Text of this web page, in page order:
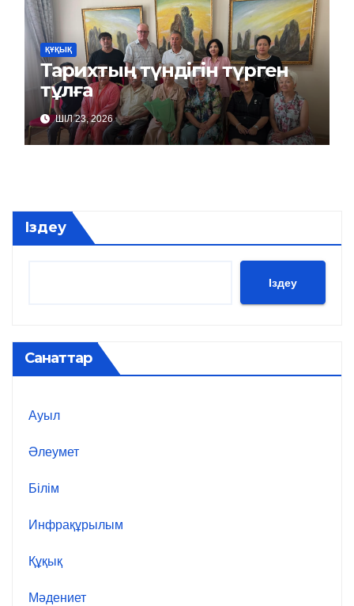
ҚҰҚЫҚ
Тарихтың түндігін түрген
тұлға
ШІЛ 23, 2026
Іздеу
Іздеу
Санаттар
Ауыл
Әлеумет
Білім
Инфрақұрылым
Құқық
Мәдениет